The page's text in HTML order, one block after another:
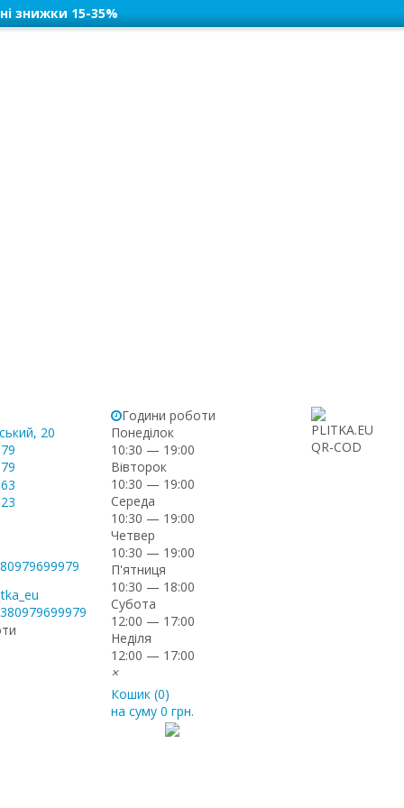
знижки 15-35%
20
Години роботи
Понеділок
10:30 — 19:00
Вівторок
10:30 — 19:00
Середа
10:30 — 19:00
Четвер
10:30 — 19:00
П'ятниця
10:30 — 18:00
Субота
12:00 — 17:00
Неділя
12:00 — 17:00
×
Кошик (0)
на суму0 грн.